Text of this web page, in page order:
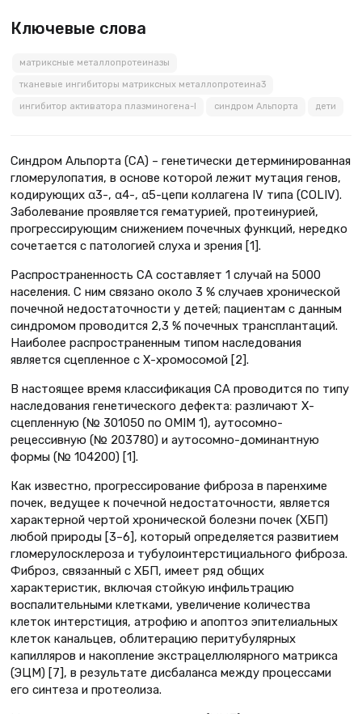
Ключевые слова
матриксные металлопротеиназы
тканевые ингибиторы матриксных металлопротеина3
ингибитор активатора плазминогена-I синдром Альпорта дети
Синдром Альпорта (СА) – генетически детерминированная
гломерулопатия, в основе которой лежит мутация генов,
кодирующих α3-, α4-, α5-цепи коллагена IV типа (COLIV).
Заболевание проявляется гематурией, протеинурией,
прогрессирующим снижением почечных функций, нередко
сочетается с патологией слуха и зрения [1].
Распространенность СА составляет 1 случай на 5000
населения. С ним связано около 3 % случаев хронической
почечной недостаточности у детей; пациентам с данным
синдромом проводится 2,3 % почечных трансплантаций.
Наиболее распространенным типом наследования
является сцепленное с Х-хромосомой [2].
В настоящее время классификация СА проводится по типу
наследования генетического дефекта: различают Х-
сцепленную (№ 301050 по OMIM 1), аутосомно-
рецессивную (№ 203780) и аутосомно-доминантную
формы (№ 104200) [1].
Как известно, прогрессирование фиброза в паренхиме
почек, ведущее к почечной недостаточности, является
характерной чертой хронической болезни почек (ХБП)
любой природы [3–6], который определяется развитием
гломерулосклероза и тубулоинтерстициального фиброза.
Фиброз, связанный с ХБП, имеет ряд общих
характеристик, включая стойкую инфильтрацию
воспалительными клетками, увеличение количества
клеток интерстиция, атрофию и апоптоз эпителиальных
клеток канальцев, облитерацию перитубулярных
капилляров и накопление экстрацеллюлярного матрикса
(ЭЦМ) [7], в результате дисбаланса между процессами
его синтеза и протеолиза.